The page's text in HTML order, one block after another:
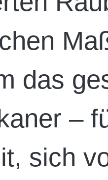
das
–
sich